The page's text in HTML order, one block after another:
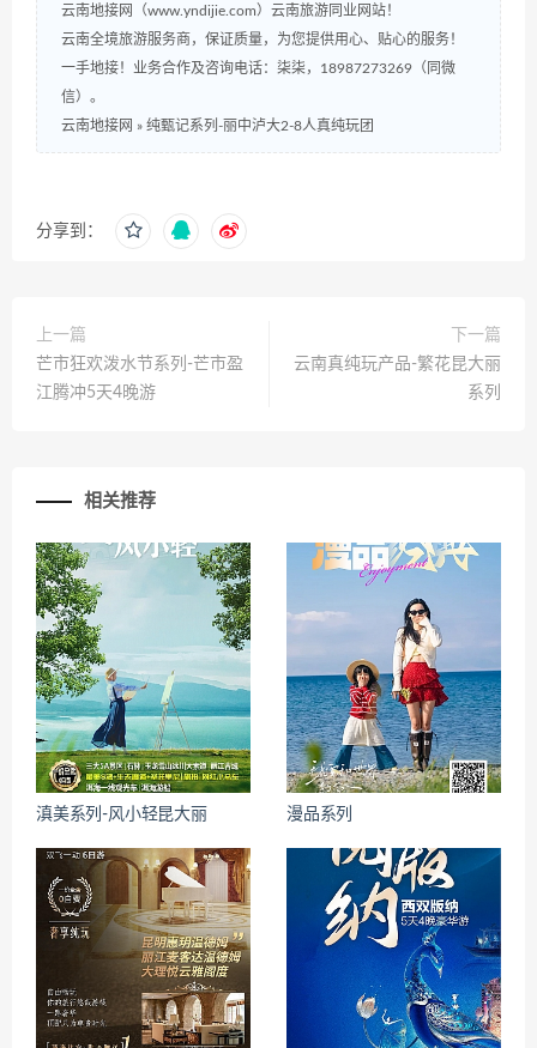
云南地接网（www.yndijie.com）云南旅游同业网站！
云南全境旅游服务商，保证质量，为您提供用心、贴心的服务！
一手地接！业务合作及咨询电话：柒柒，18987273269（同微
信）。
云南地接网 » 纯甄记系列-丽中泸大2-8人真纯玩团
分享到：
上一篇
芒市狂欢泼水节系列-芒市盈
江腾冲5天4晚游
下一篇
云南真纯玩产品-繁花昆大丽
系列
相关推荐
滇美系列-风小轻昆大丽 漫品系列